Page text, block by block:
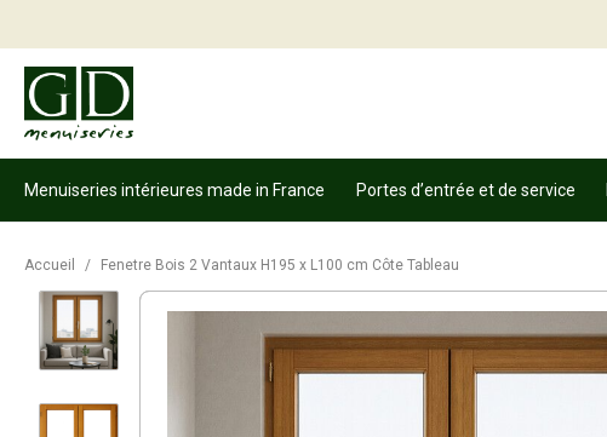
Menuiseries intérieures made in France Portes d’entrée et de service
Accueil / Fenetre Bois 2 Vantaux H195 x L100 cm Côte Tableau